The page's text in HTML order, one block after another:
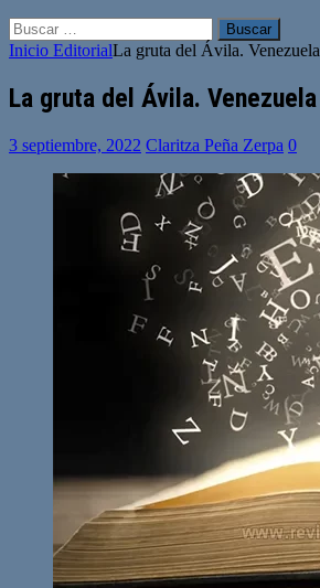
Buscar:
Inicio EditorialLa gruta del Ávila. Venezuela
La gruta del Ávila. Venezuela
3 septiembre, 2022 Claritza Peña Zerpa 0